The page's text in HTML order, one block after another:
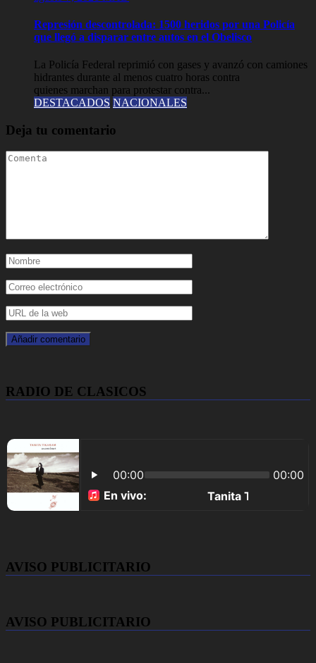
Represión descontrolada: 1500 heridos por una Policía
que llegó a disparar entre autos en el Obelisco
La Policía Federal reprimió con gases y avanzó con camiones
hidrantes durante al menos cuatro horas contra
quienes marchan para protestar contra...
DESTACADOS NACIONALES
Deja tu comentario
RADIO DE CLASICOS
AVISO PUBLICITARIO
AVISO PUBLICITARIO